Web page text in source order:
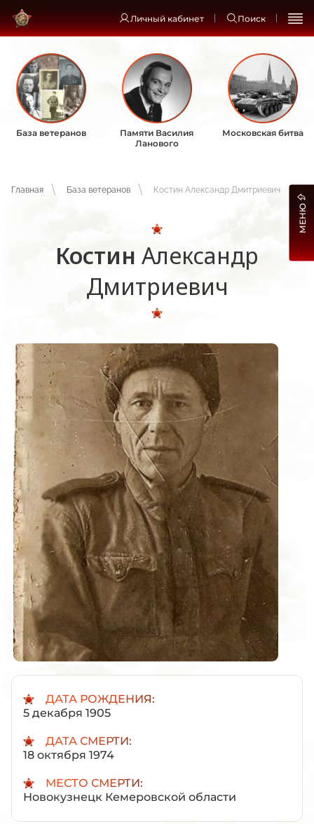
Личный кабинет Поиск
База ветеранов
Памяти Василия
Ланового
Московская битва
Главная База ветеранов Костин Александр Дмитриевич
Костин Александр
Дмитриевич
ДАТА РОЖДЕНИЯ:
5 декабря 1905
ДАТА СМЕРТИ:
18 октября 1974
МЕСТО СМЕРТИ:
Новокузнецк Кемеровской области
МЕНЮ